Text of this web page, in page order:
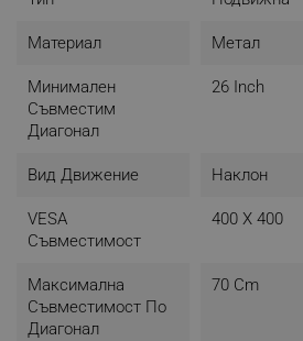
Материал Метал
Минимален
Съвместим
Диагонал
26 Inch
Вид Движение Наклон
VESA
Съвместимост
400 X 400
Максимална
Съвместимост По
Диагонал
70 Cm